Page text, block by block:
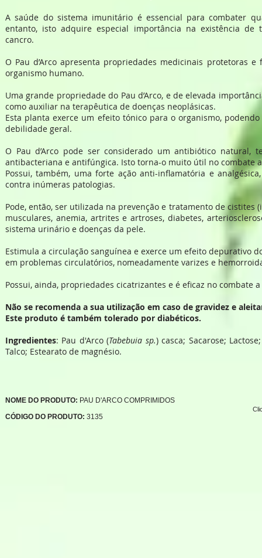
NOME DO PRODUTO: PAU D'ARCO COMPRIMIDOS
CÓDIGO DO PRODUTO: 3135
A saúde do sistema imunitário é essencial para combater
entanto, isto adquire especial importância na existência de
cancro.
O Pau d’Arco apresenta propriedades medicinais protetoras
organismo humano.
Uma grande propriedade do Pau d’Arco, e de elevada
como auxiliar na terapêutica de doenças neoplásicas.
Esta planta exerce um efeito tónico para o organismo,
debilidade geral.
O Pau d’Arco pode ser considerado um antibiótico natural,
antibacteriana e antifúngica. Isto torna-o muito útil no combate
Possui, também, uma forte ação anti-inflamatória e
contra inúmeras patologias.
Pode, então, ser utilizada na prevenção e tratamento de cistites
musculares, anemia, artrites e artroses, diabetes,
sistema urinário e doenças da pele.
Estimula a circulação sanguínea e exerce um efeito depurativo
em problemas circulatórios, nomeadamente varizes e
Possui, ainda, propriedades cicatrizantes e é eficaz no combate
Não se recomenda a sua utilização em caso de gravidez e
Este produto é também tolerado por diabéticos.
Ingredientes: Pau d'Arco (Tabebuia sp.) casca; Sacarose;
Talco; Estearato de magnésio.